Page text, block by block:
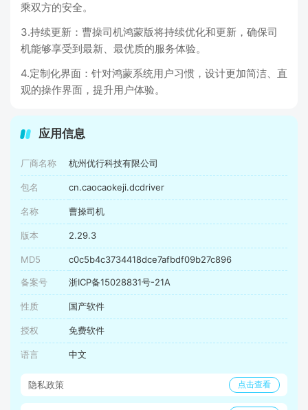
乘双方的安全。
3.持续更新：曹操司机鸿蒙版将持续优化和更新，确保司
机能够享受到最新、最优质的服务体验。
4.定制化界面：针对鸿蒙系统用户习惯，设计更加简洁、直
观的操作界面，提升用户体验。
应用信息
厂商名称 杭州优行科技有限公司
包名 cn.caocaokeji.dcdriver
名称 曹操司机
版本 2.29.3
MD5 c0c5b4c3734418dce7afbdf09b27c896
备案号 浙ICP备15028831号-21A
性质 国产软件
授权 免费软件
语言 中文
隐私政策 点击查看